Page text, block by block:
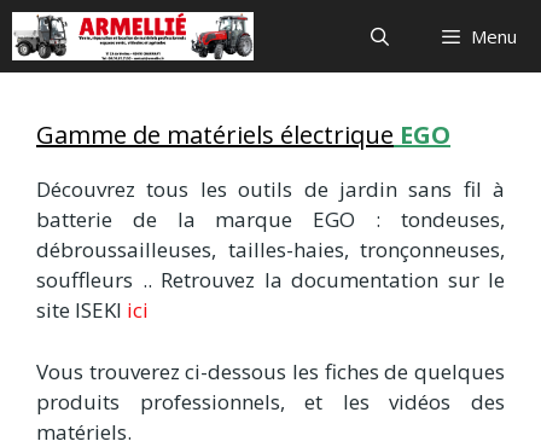
Aller
au
contenu
Menu
Gamme de matériels électrique EGO
Découvrez tous les outils de jardin sans fil à
batterie de la marque EGO : tondeuses,
débroussailleuses, tailles-haies, tronçonneuses,
souffleurs .. Retrouvez la documentation sur le
site ISEKI ici
Vous trouverez ci-dessous les fiches de quelques
produits professionnels, et les vidéos des
matériels.